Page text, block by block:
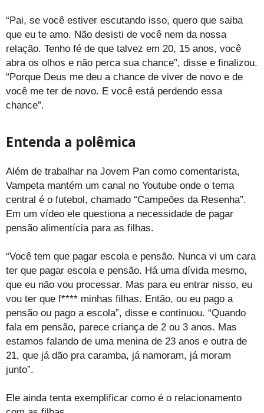
“Pai, se você estiver escutando isso, quero que saiba
que eu te amo. Não desisti de você nem da nossa
relação. Tenho fé de que talvez em 20, 15 anos, você
abra os olhos e não perca sua chance”, disse e finalizou.
“Porque Deus me deu a chance de viver de novo e de
você me ter de novo. E você está perdendo essa
chance”.
Entenda a polêmica
Além de trabalhar na Jovem Pan como comentarista,
Vampeta mantém um canal no Youtube onde o tema
central é o futebol, chamado “Campeões da Resenha”.
Em um vídeo ele questiona a necessidade de pagar
pensão alimentícia para as filhas.
“Você tem que pagar escola e pensão. Nunca vi um cara
ter que pagar escola e pensão. Há uma dívida mesmo,
que eu não vou processar. Mas para eu entrar nisso, eu
vou ter que f**** minhas filhas. Então, ou eu pago a
pensão ou pago a escola”, disse e continuou. “Quando
fala em pensão, parece criança de 2 ou 3 anos. Mas
estamos falando de uma menina de 23 anos e outra de
21, que já dão pra caramba, já namoram, já moram
junto”.
Ele ainda tenta exemplificar como é o relacionamento